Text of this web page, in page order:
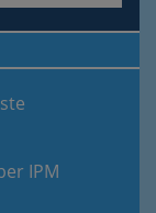
IPM